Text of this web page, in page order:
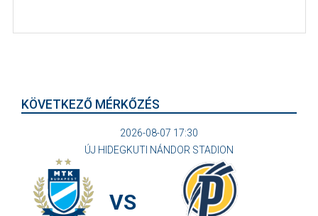
KÖVETKEZŐ MÉRKŐZÉS
2026-08-07 17:30
ÚJ HIDEGKUTI NÁNDOR STADION
VS